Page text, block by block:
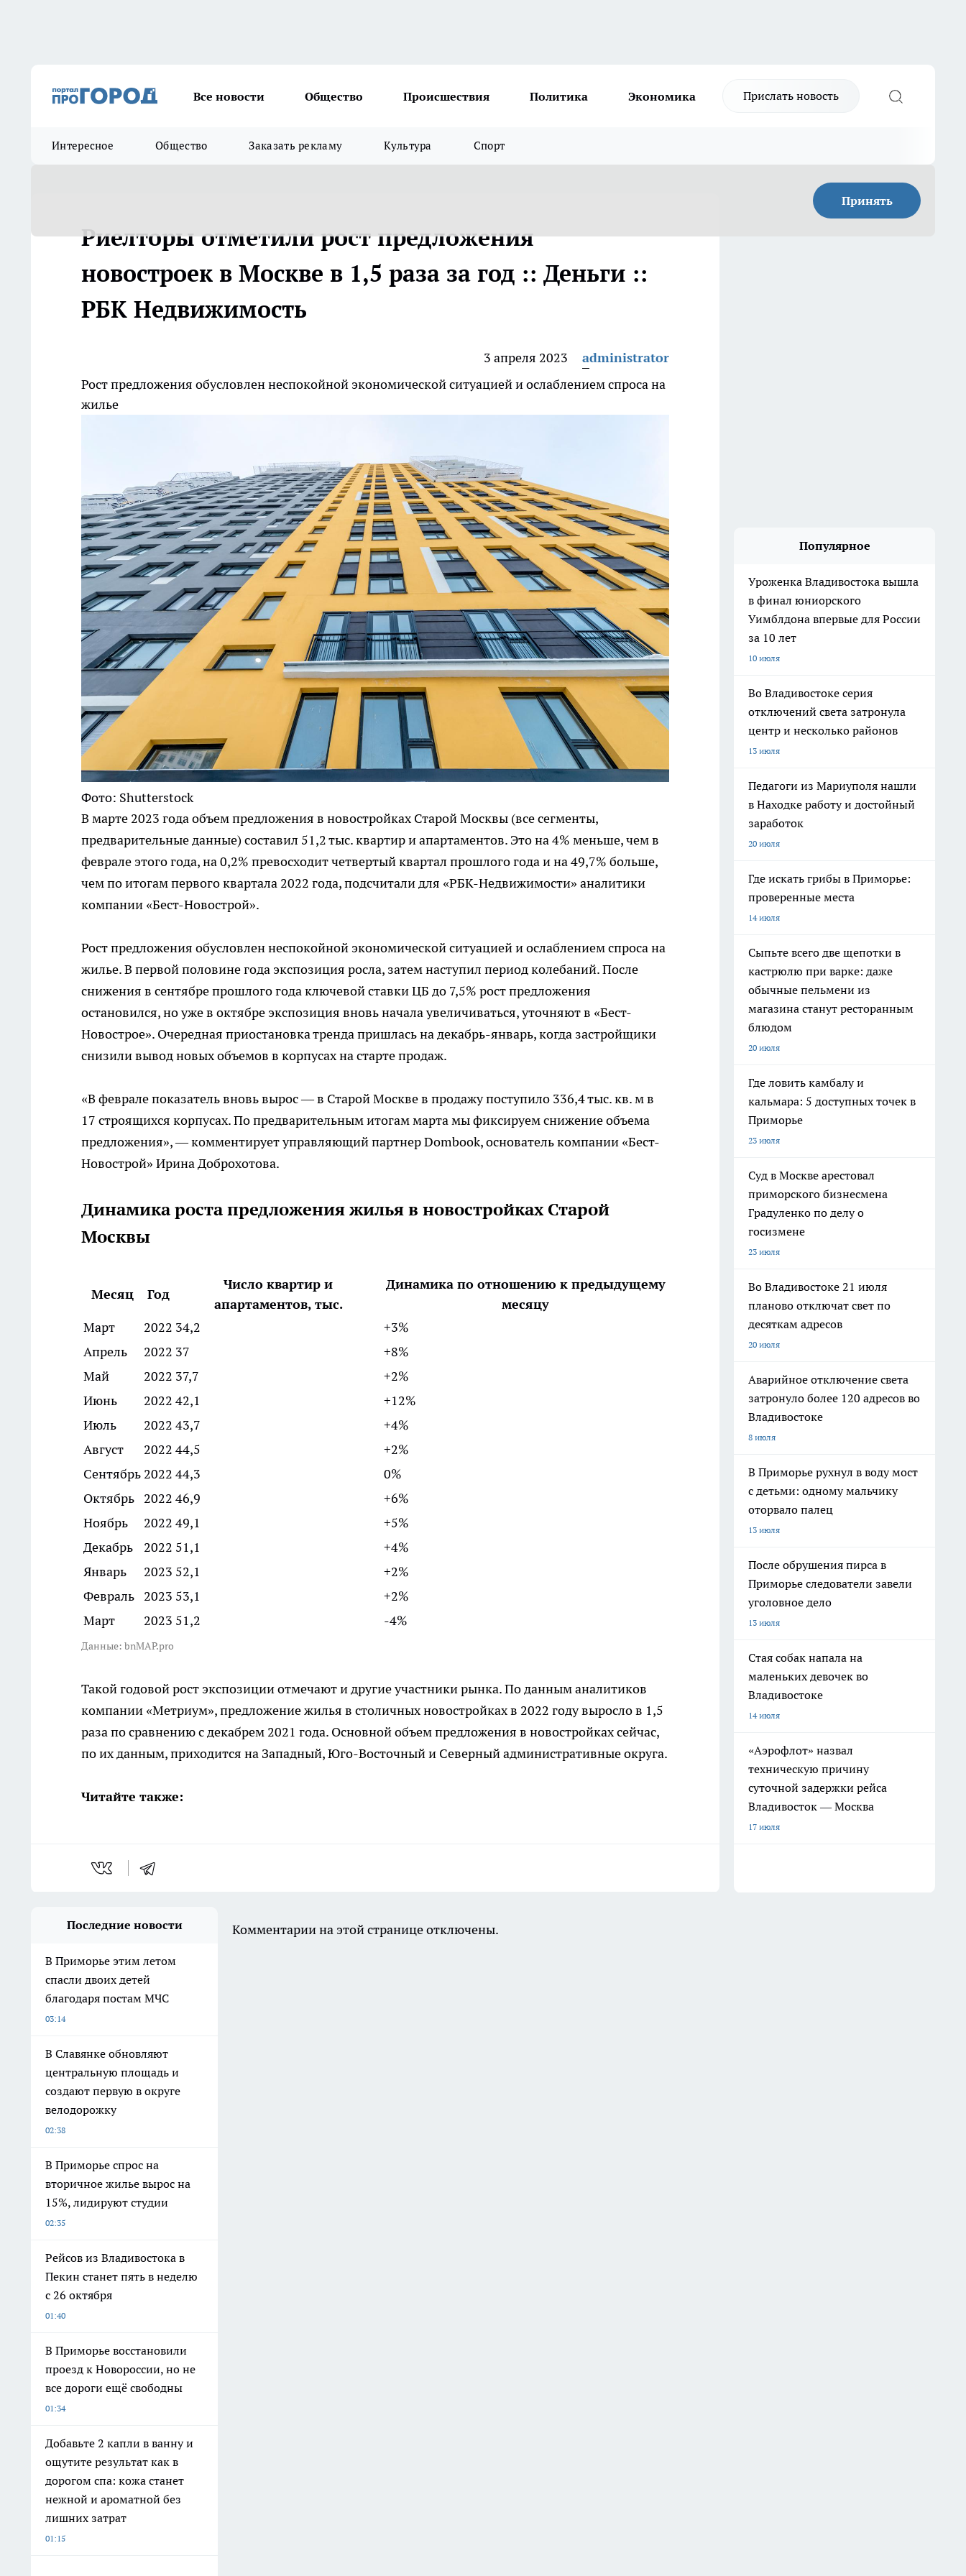
Все новости Общество Происшествия Политика Экономика Прислать новость
Интересное Общество Заказать рекламу Культура Спорт
Принять
Риелторы отметили рост предложения
новостроек в Москве в 1,5 раза за год :: Деньги ::
РБК Недвижимость
3 апреля 2023
administrator
Рост предложения обусловлен неспокойной экономической ситуацией и ослаблением спроса на
жилье
Фото: Shutterstock
В марте 2023 года объем предложения в новостройках Старой Москвы (все сегменты,
предварительные данные) составил 51,2 тыс. квартир и апартаментов. Это на 4% меньше, чем в
феврале этого года, на 0,2% превосходит четвертый квартал прошлого года и на 49,7% больше,
чем по итогам первого квартала 2022 года, подсчитали для «РБК-Недвижимости» аналитики
компании «Бест-Новострой».
Рост предложения обусловлен неспокойной экономической ситуацией и ослаблением спроса на
жилье. В первой половине года экспозиция росла, затем наступил период колебаний. После
снижения в сентябре прошлого года ключевой ставки ЦБ до 7,5% рост предложения
остановился, но уже в октябре экспозиция вновь начала увеличиваться, уточняют в «Бест-
Новострое». Очередная приостановка тренда пришлась на декабрь-январь, когда застройщики
снизили вывод новых объемов в корпусах на старте продаж.
«В феврале показатель вновь вырос — в Старой Москве в продажу поступило 336,4 тыс. кв. м в
17 строящихся корпусах. По предварительным итогам марта мы фиксируем снижение объема
предложения», — комментирует управляющий партнер Dombook, основатель компании «Бест-
Новострой» Ирина Доброхотова.
Динамика роста предложения жилья в новостройках Старой
Москвы
Месяц Год
Число квартир и
апартаментов, тыс.
Динамика по отношению к предыдущему
месяцу
Март
2022 34,2
+3%
Апрель
2022 37
+8%
Май
2022 37,7
+2%
Июнь
2022 42,1
+12%
Июль
2022 43,7
+4%
Август
2022 44,5
+2%
Сентябрь 2022 44,3
0%
Октябрь
2022 46,9
+6%
Ноябрь
2022 49,1
+5%
Декабрь
2022 51,1
+4%
Январь
2023 52,1
+2%
Февраль
2023 53,1
+2%
Март
2023 51,2 -4%
Данные: bnMAP.pro
Такой годовой рост экспозиции отмечают и другие участники рынка. По данным аналитиков
компании «Метриум», предложение жилья в столичных новостройках в 2022 году выросло в 1,5
раза по сравнению с декабрем 2021 года. Основной объем предложения в новостройках сейчас,
по их данным, приходится на Западный, Юго-Восточный и Северный административные округа.
Читайте также:
Популярное
Уроженка Владивостока вышла
в финал юниорского
Уимблдона впервые для России
за 10 лет
10 июля
Во Владивостоке серия
отключений света затронула
центр и несколько районов
13 июля
Педагоги из Мариуполя нашли
в Находке работу и достойный
заработок
20 июля
Где искать грибы в Приморье:
проверенные места
14 июля
Сыпьте всего две щепотки в
кастрюлю при варке: даже
обычные пельмени из
магазина станут ресторанным
блюдом
20 июля
Где ловить камбалу и
кальмара: 5 доступных точек в
Приморье
23 июля
Суд в Москве арестовал
приморского бизнесмена
Градуленко по делу о
госизмене
23 июля
Во Владивостоке 21 июля
планово отключат свет по
десяткам адресов
20 июля
Аварийное отключение света
затронуло более 120 адресов во
Владивостоке
8 июля
В Приморье рухнул в воду мост
с детьми: одному мальчику
оторвало палец
13 июля
После обрушения пирса в
Приморье следователи завели
уголовное дело
13 июля
Стая собак напала на
маленьких девочек во
Владивостоке
14 июля
«Аэрофлот» назвал
техническую причину
суточной задержки рейса
Владивосток — Москва
17 июля
Последние новости
В Приморье этим летом
спасли двоих детей
благодаря постам МЧС
03:14
В Славянке обновляют
центральную площадь и
создают первую в округе
велодорожку
02:38
В Приморье спрос на
вторичное жилье вырос на
15%, лидируют студии
02:35
Рейсов из Владивостока в
Пекин станет пять в неделю
с 26 октября
01:40
В Приморье восстановили
проезд к Новороссии, но не
все дороги ещё свободны
01:34
Добавьте 2 капли в ванну и
ощутите результат как в
дорогом спа: кожа станет
нежной и ароматной без
лишних затрат
01:15
Комментарии на этой странице отключены.